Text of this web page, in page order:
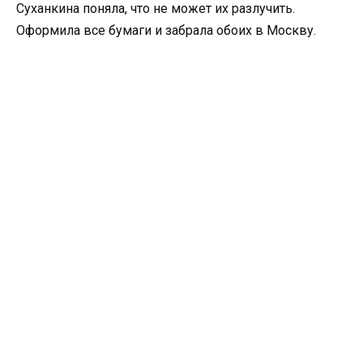
Суханкина поняла, что не может их разлучить.
Оформила все бумаги и забрала обоих в Москву.